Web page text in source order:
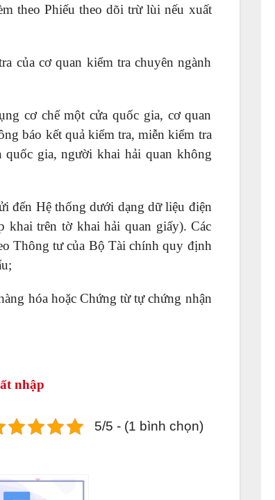
theo Phiếu theo dõi trừ lùi nếu xuất
của cơ quan kiểm tra chuyên ngành
cơ chế một cửa quốc gia, cơ quan
báo kết quả kiểm tra, miễn kiểm tra
gia, người khai hải quan không
đến Hệ thống dưới dạng dữ liệu điện
trên tờ khai hải quan giấy). Các
Thông tư của Bộ Tài chính quy định
hóa hoặc Chứng từ tự chứng nhận
nhập
5/5 - (1 bình chọn)